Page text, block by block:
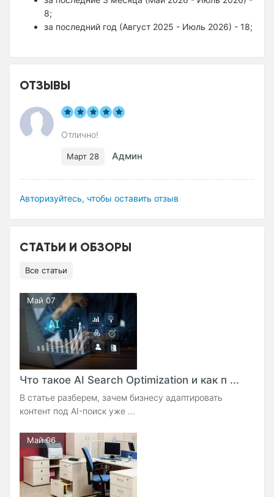
8;
за последний год (Август 2025 - Июль 2026) - 18;
ОТЗЫВЫ
Отлично!
Март 28 Админ
Авторизуйтесь, чтобы оставить отзыв
СТАТЬИ И ОБЗОРЫ
Все статьи
Май 07
Что такое AI Search Optimization и как п ...
В статье разберем, зачем бизнесу адаптировать
контент под AI-поиск уже ...
Май 06